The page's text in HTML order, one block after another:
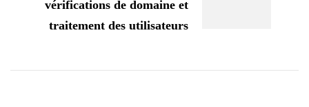
vérifications de domaine et
traitement des utilisateurs